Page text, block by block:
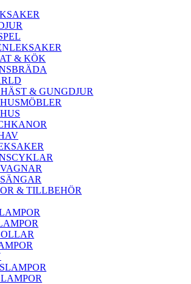
& KÖK
& GUNGDJUR
& TILLBEHÖR